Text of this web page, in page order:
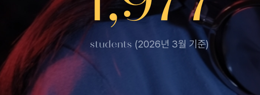
students (2026년 3월 기준)